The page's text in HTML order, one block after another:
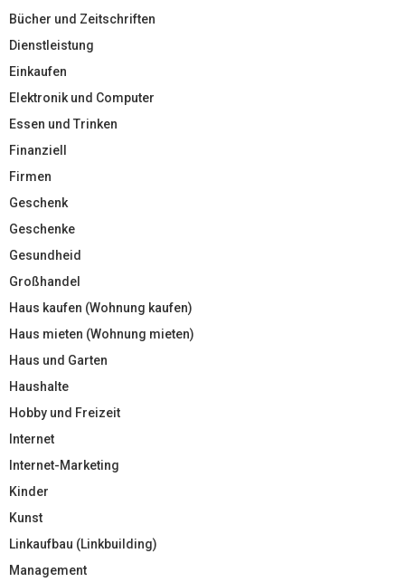
Bücher und Zeitschriften
Dienstleistung
Einkaufen
Elektronik und Computer
Essen und Trinken
Finanziell
Firmen
Geschenk
Geschenke
Gesundheid
Großhandel
Haus kaufen (Wohnung kaufen)
Haus mieten (Wohnung mieten)
Haus und Garten
Haushalte
Hobby und Freizeit
Internet
Internet-Marketing
Kinder
Kunst
Linkaufbau (Linkbuilding)
Management